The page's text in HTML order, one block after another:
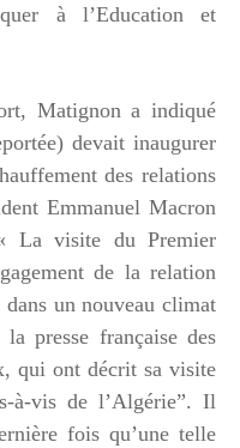
à l’Education et
Matignon a indiqué
devait inaugurer
des relations
Emmanuel Macron
La visite du Premier
de la relation
un nouveau climat
presse française des
qui ont décrit sa visite
à-vis de l’Algérie”. Il
fois qu’une telle